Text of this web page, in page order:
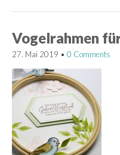
Vogelrahmen
27. Mai 2019 • 0 Comments